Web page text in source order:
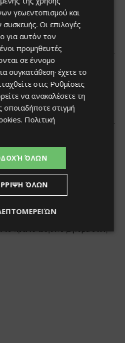
γεωεντοπισμού και
συσκευής. Οι επιλογές
για αυτόν τον
προμηθευτές
σε έννομο
συγκατάθεση· έχετε το
στις Ρυθμίσεις
να ανακαλέσετε τη
οποιαδήποτε στιγμή
. Πολιτική
ΌΛΩΝ
ΌΛΩΝ